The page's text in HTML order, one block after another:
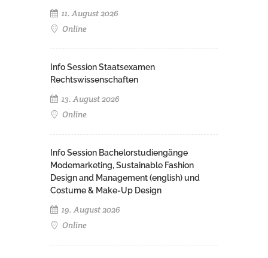
11. August 2026
Online
Info Session Staatsexamen
Rechtswissenschaften
13. August 2026
Online
Info Session Bachelorstudiengänge
Modemarketing, Sustainable Fashion
Design and Management (english) und
Costume & Make-Up Design
19. August 2026
Online